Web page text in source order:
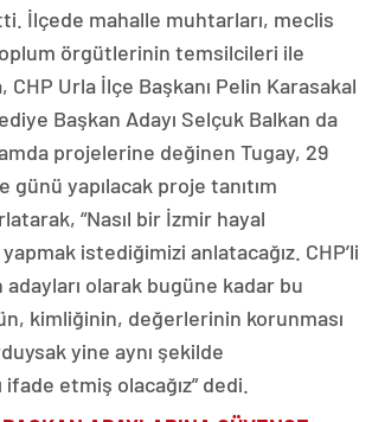
İlçede mahalle muhtarları, meclis
örgütlerinin temsilcileri ile
CHP Urla İlçe Başkanı Pelin Karasakal
Başkan Adayı Selçuk Balkan da
projelerine değinen Tugay, 29
günü yapılacak proje tanıtım
“Nasıl bir İzmir hayal
istediğimizi anlatacağız. CHP’li
olarak bugüne kadar bu
kimliğinin, değerlerinin korunması
yine aynı şekilde
ifade etmiş olacağız” dedi.